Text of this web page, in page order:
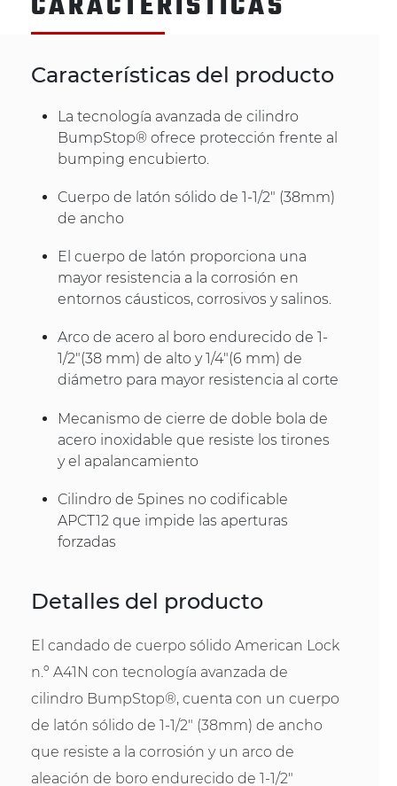
Características del producto
La tecnología avanzada de cilindro
BumpStop® ofrece protección frente al
bumping encubierto.
Cuerpo de latón sólido de 1-1/2" (38mm)
de ancho
El cuerpo de latón proporciona una
mayor resistencia a la corrosión en
entornos cáusticos, corrosivos y salinos.
Arco de acero al boro endurecido de 1-
1/2"(38 mm) de alto y 1/4"(6 mm) de
diámetro para mayor resistencia al corte
Mecanismo de cierre de doble bola de
acero inoxidable que resiste los tirones
y el apalancamiento
Cilindro de 5pines no codificable
APCT12 que impide las aperturas
forzadas
Detalles del producto
El candado de cuerpo sólido American Lock
n.º A41N con tecnología avanzada de
cilindro BumpStop®, cuenta con un cuerpo
de latón sólido de 1-1/2" (38mm) de ancho
que resiste a la corrosión y un arco de
aleación de boro endurecido de 1-1/2"